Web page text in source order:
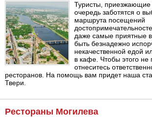
Туристы, приезжающие
очередь заботятся о
маршрута посещений
даже самые приятные
быть безнадежно
некачественной едой
в кафе. Чтобы этого не
отнеситесь
ресторанов. На помощь вам придет наша
Твери.
Рестораны Могилева